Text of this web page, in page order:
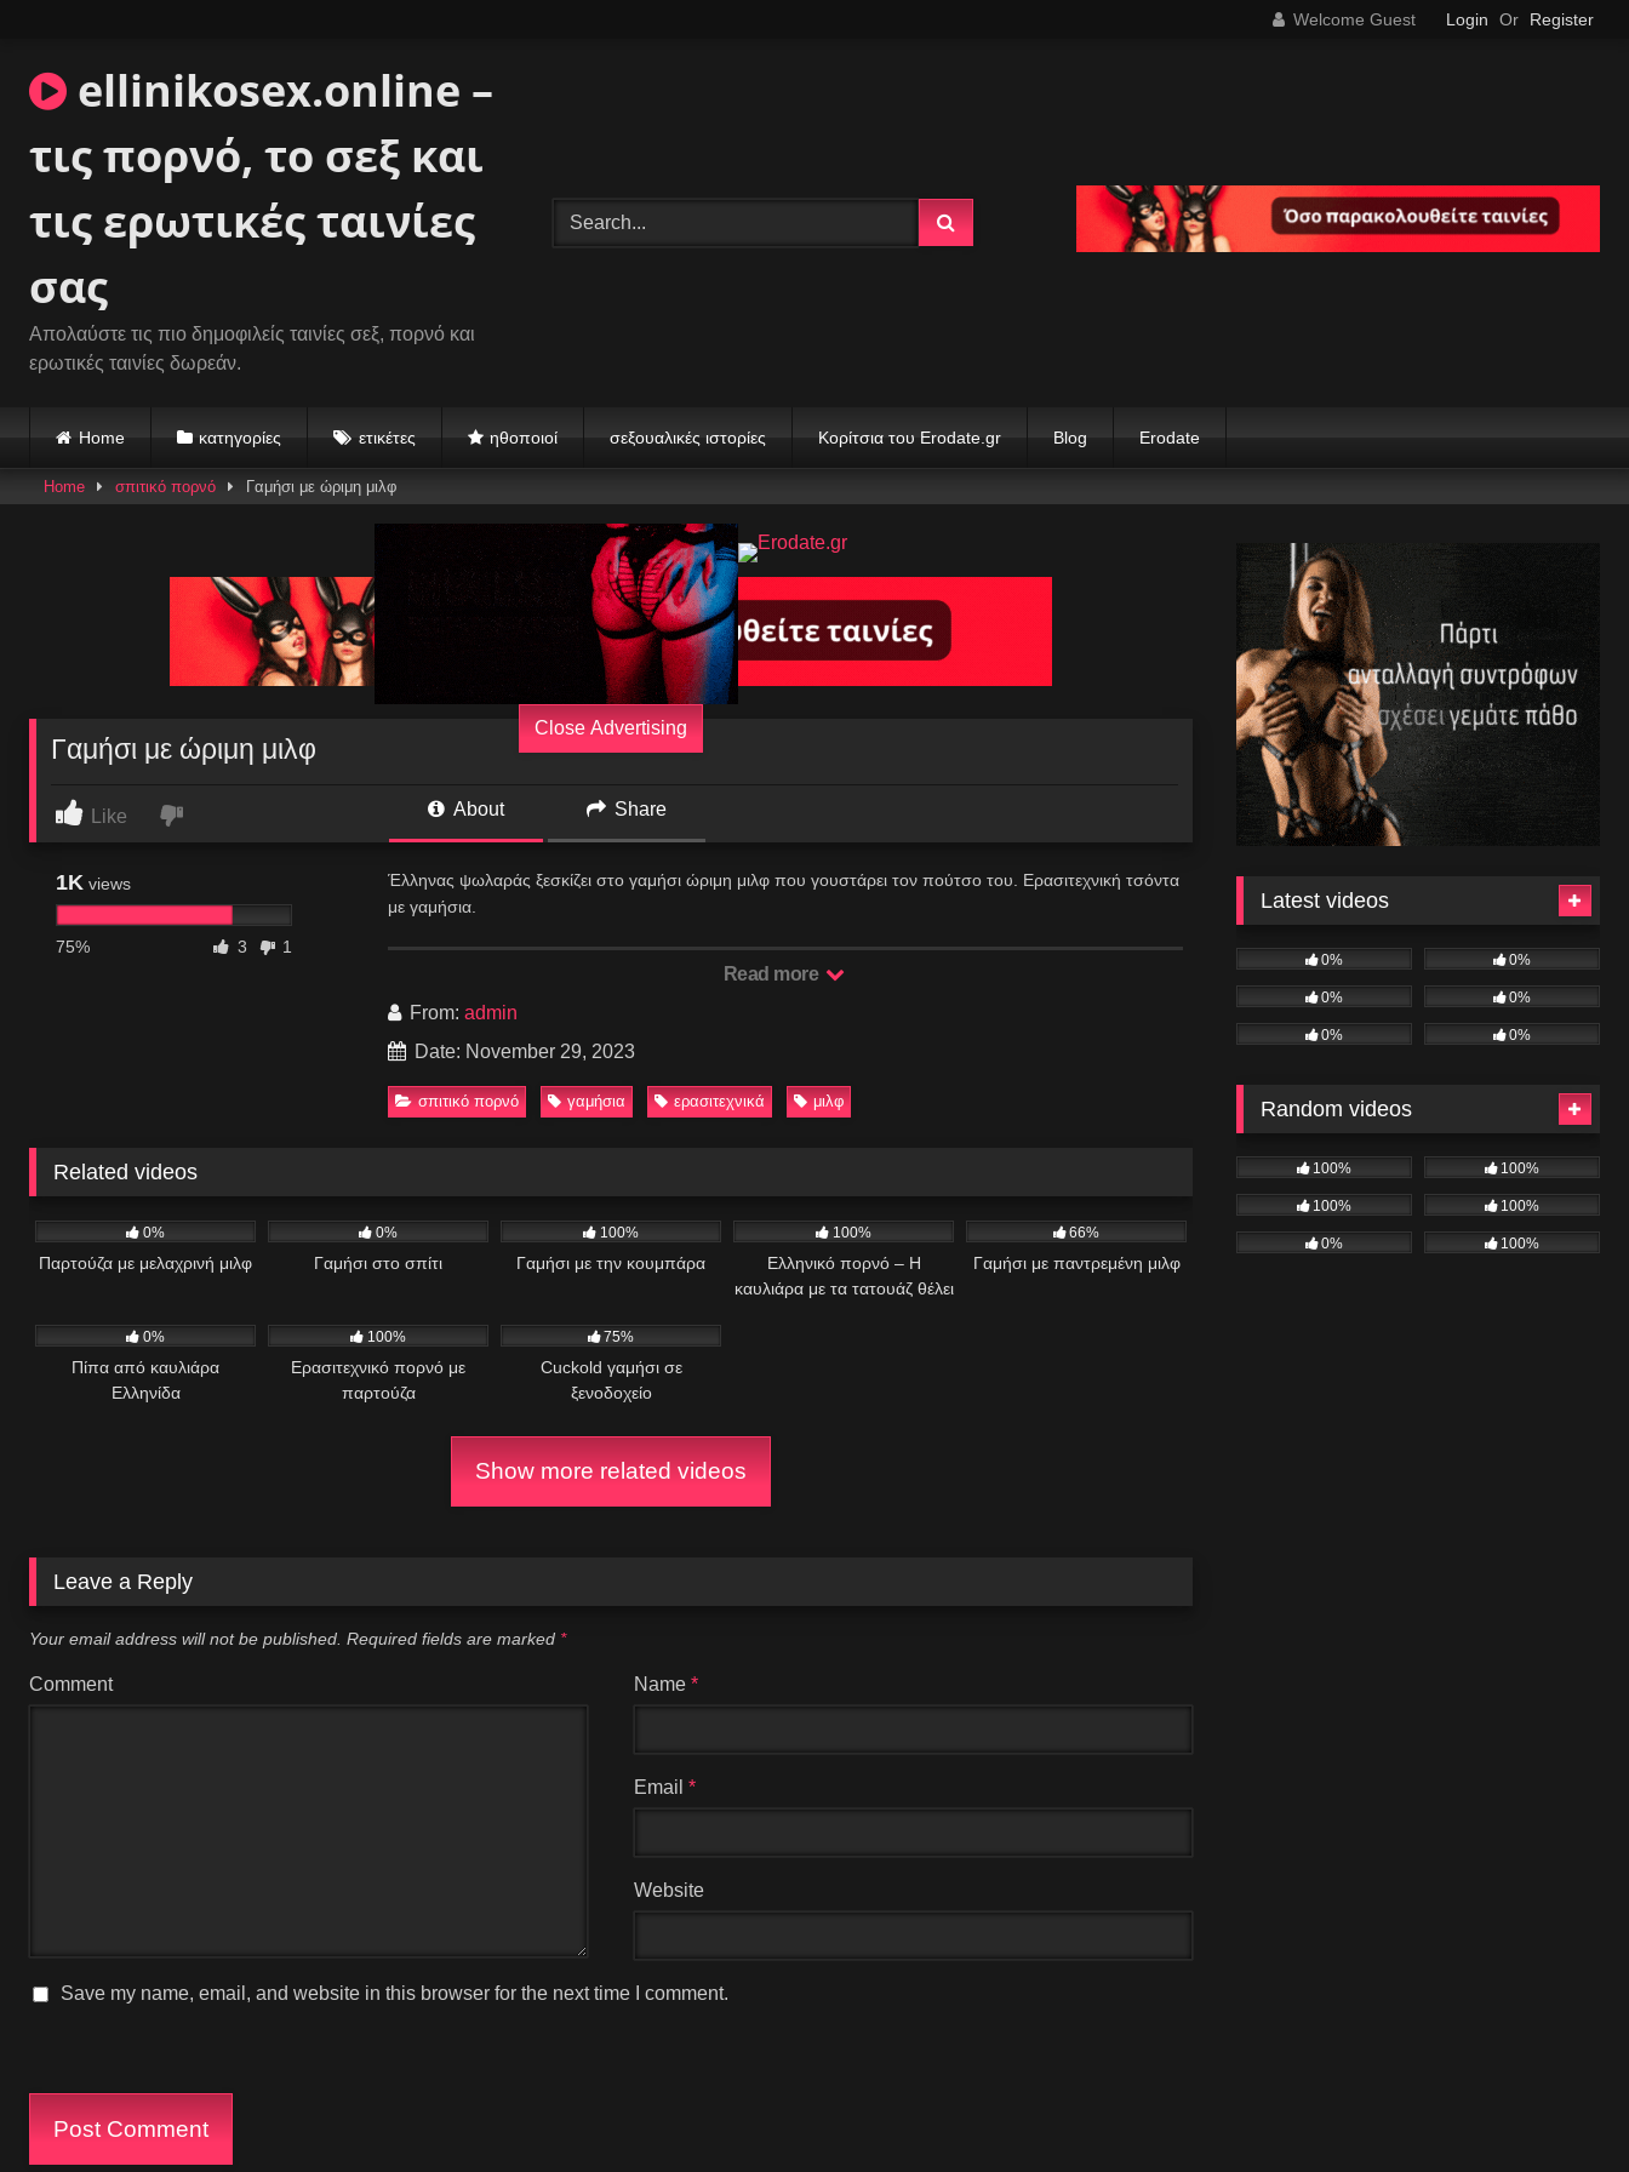
content
Welcome Guest Login Or Register
ellinikosex.online –
τις πορνό, το σεξ και
τις ερωτικές ταινίες
σας
Απολαύστε τις πιο δημοφιλείς ταινίες σεξ, πορνό και
ερωτικές ταινίες δωρεάν.
Home κατηγορίες ετικέτες ηθοποιοί σεξουαλικές ιστορίες Κορίτσια του Erodate.gr Blog Erodate
Home σπιτικό πορνό Γαμήσι με ώριμη μιλφ
Close Advertising
Γαμήσι με ώριμη μιλφ
Like About Share
1K views
75% 3 1
Έλληνας ψωλαράς ξεσκίζει στο γαμήσι ώριμη μιλφ που γουστάρει τον πούτσο του. Ερασιτεχνική τσόντα
με γαμήσια.
Read more
From: admin
Date: November 29, 2023
σπιτικό πορνό γαμήσια ερασιτεχνικά μιλφ
Related videos
0%
Παρτούζα με μελαχρινή μιλφ
0%
Γαμήσι στο σπίτι
100%
Γαμήσι με την κουμπάρα
100%
Ελληνικό πορνό – Η
καυλιάρα με τα τατουάζ θέλει
66%
Γαμήσι με παντρεμένη μιλφ
0%
Πίπα από καυλιάρα
Ελληνίδα
100%
Ερασιτεχνικό πορνό με
παρτούζα
75%
Cuckold γαμήσι σε
ξενοδοχείο
Show more related videos
Leave a Reply
Your email address will not be published. Required fields are marked *
Comment Name*
Email*
Website
Save my name, email, and website in this browser for the next time I comment.
Latest videos
0% 0%
0% 0%
0% 0%
Random videos
100% 100%
100% 100%
0% 100%